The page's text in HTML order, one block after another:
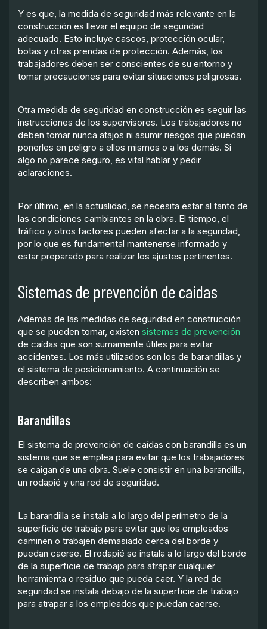
Y es que, la medida de seguridad más relevante en la
construcción es llevar el equipo de seguridad
adecuado. Esto incluye cascos, protección ocular,
botas y otras prendas de protección. Además, los
trabajadores deben ser conscientes de su entorno y
tomar precauciones para evitar situaciones peligrosas.
Otra medida de seguridad en construcción es seguir las
instrucciones de los supervisores. Los trabajadores no
deben tomar nunca atajos ni asumir riesgos que puedan
ponerles en peligro a ellos mismos o a los demás. Si
algo no parece seguro, es vital hablar y pedir
aclaraciones.
Por último, en la actualidad, se necesita estar al tanto de
las condiciones cambiantes en la obra. El tiempo, el
tráfico y otros factores pueden afectar a la seguridad,
por lo que es fundamental mantenerse informado y
estar preparado para realizar los ajustes pertinentes.
Sistemas de prevención de caídas
Además de las medidas de seguridad en construcción
que se pueden tomar, existen sistemas de prevención
de caídas que son sumamente útiles para evitar
accidentes. Los más utilizados son los de barandillas y
el sistema de posicionamiento. A continuación se
describen ambos:
Barandillas
El sistema de prevención de caídas con barandilla es un
sistema que se emplea para evitar que los trabajadores
se caigan de una obra. Suele consistir en una barandilla,
un rodapié y una red de seguridad.
La barandilla se instala a lo largo del perímetro de la
superficie de trabajo para evitar que los empleados
caminen o trabajen demasiado cerca del borde y
puedan caerse. El rodapié se instala a lo largo del borde
de la superficie de trabajo para atrapar cualquier
herramienta o residuo que pueda caer. Y la red de
seguridad se instala debajo de la superficie de trabajo
para atrapar a los empleados que puedan caerse.